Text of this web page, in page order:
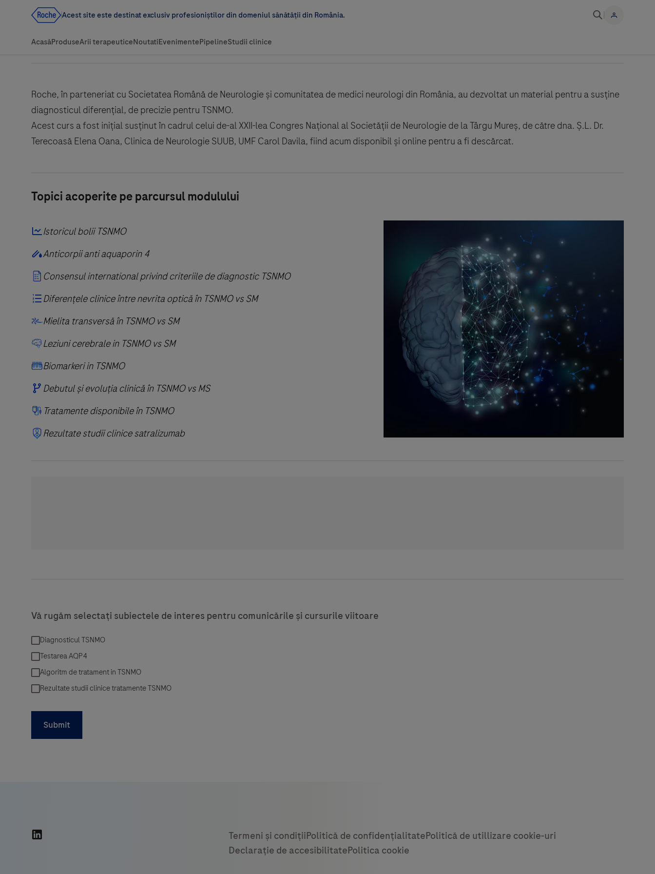
Roche, în parteneriat cu Societatea Română de Neurologie și comunitatea de medici neurologi din România, au dezvoltat un material pentru a susține
diagnosticul diferențial, de precizie pentru TSNMO.
Acest curs a fost inițial susținut în cadrul celui de-al XXII-lea Congres Național al Societății de Neurologie de la Târgu Mureș, de către dna. Ș.L. Dr.
Terecoasă Elena Oana, Clinica de Neurologie SUUB, UMF Carol Davila, fiind acum disponibil și online pentru a fi descărcat.
Topici acoperite pe parcursul modulului
Vă rugăm selectați subiectele de interes pentru comunicările și cursurile viitoare
Submit